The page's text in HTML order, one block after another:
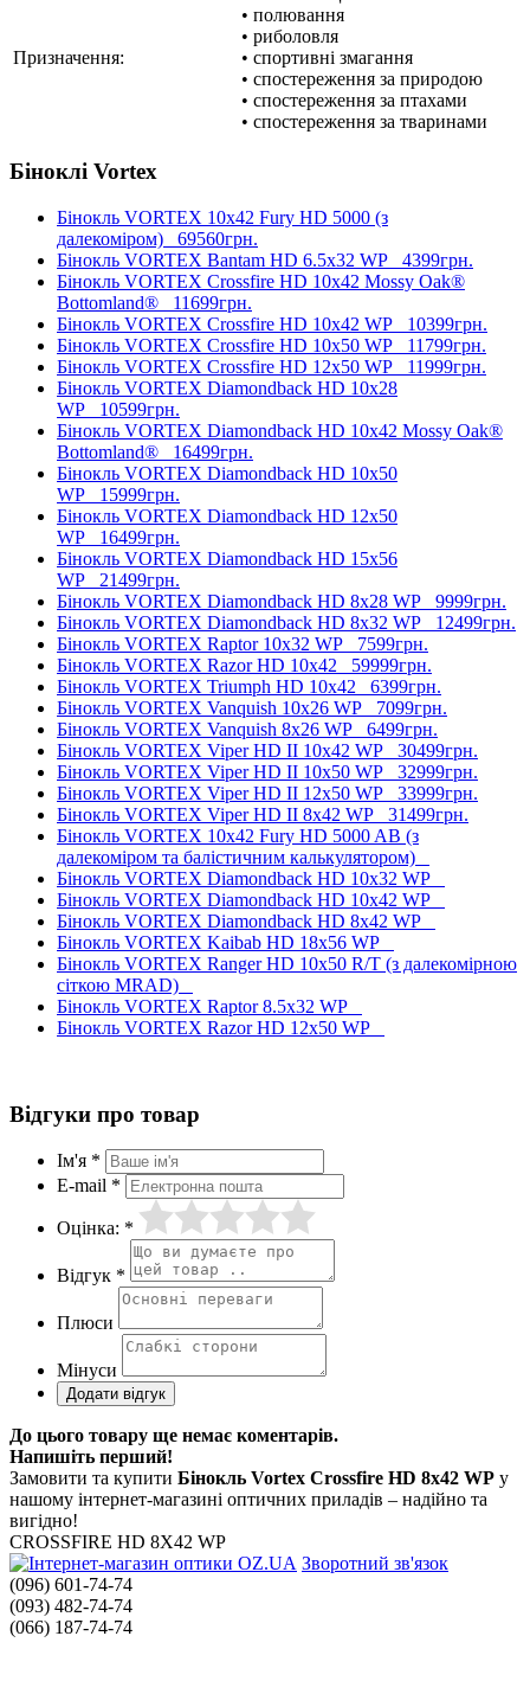
Призначення:
• полювання
• риболовля
• спортивні змагання
• спостереження за природою
• спостереження за птахами
• спостереження за тваринами
Біноклі Vortex
Бінокль VORTEX 10x42 Fury HD 5000 (з
далекоміром) 69560грн.
Бінокль VORTEX Bantam HD 6.5x32 WP 4399грн.
Бінокль VORTEX Crossfire HD 10x42 Mossy Oak®
Bottomland® 11699грн.
Бінокль VORTEX Crossfire HD 10x42 WP 10399грн.
Бінокль VORTEX Crossfire HD 10x50 WP 11799грн.
Бінокль VORTEX Crossfire HD 12x50 WP 11999грн.
Бінокль VORTEX Diamondback HD 10x28
WP 10599грн.
Бінокль VORTEX Diamondback HD 10x42 Mossy Oak®
Bottomland® 16499грн.
Бінокль VORTEX Diamondback HD 10x50
WP 15999грн.
Бінокль VORTEX Diamondback HD 12x50
WP 16499грн.
Бінокль VORTEX Diamondback HD 15x56
WP 21499грн.
Бінокль VORTEX Diamondback HD 8x28 WP 9999грн.
Бінокль VORTEX Diamondback HD 8x32 WP 12499грн.
Бінокль VORTEX Raptor 10x32 WP 7599грн.
Бінокль VORTEX Razor HD 10x42 59999грн.
Бінокль VORTEX Triumph HD 10x42 6399грн.
Бінокль VORTEX Vanquish 10x26 WP 7099грн.
Бінокль VORTEX Vanquish 8x26 WP 6499грн.
Бінокль VORTEX Viper HD II 10x42 WP 30499грн.
Бінокль VORTEX Viper HD II 10x50 WP 32999грн.
Бінокль VORTEX Viper HD II 12x50 WP 33999грн.
Бінокль VORTEX Viper HD II 8x42 WP 31499грн.
Бінокль VORTEX 10x42 Fury HD 5000 AB (з
далекоміром та балістичним калькулятором)
Бінокль VORTEX Diamondback HD 10x32 WP
Бінокль VORTEX Diamondback HD 10x42 WP
Бінокль VORTEX Diamondback HD 8x42 WP
Бінокль VORTEX Kaibab HD 18x56 WP
Бінокль VORTEX Ranger HD 10x50 R/T (з далекомірною
сіткою MRAD)
Бінокль VORTEX Raptor 8.5x32 WP
Бінокль VORTEX Razor HD 12x50 WP
Відгуки про товар
Ім'я *
E-mail *
Оцінка: *
Відгук *
Плюси
Мінуси
До цього товару ще немає коментарів.
Напишіть перший!
Замовити та купити Бінокль Vortex Crossfire HD 8x42 WP у
нашому інтернет-магазині оптичних приладів – надійно та
вигідно!
CROSSFIRE HD 8X42 WP
Зворотний зв'язок
(096) 601-74-74
(093) 482-74-74
(066) 187-74-74